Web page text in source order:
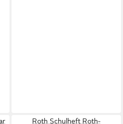
Roth Schulheft Roth-